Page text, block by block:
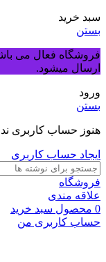
سبد خرید
بستن
فروشگاه فعال می
ارسال میشود.
ورود
بستن
هنوز حساب کاربری
ایجاد حساب کاربری
فروشگاه
علاقه مندی
0 محصول سبد خرید
حساب کاربری من